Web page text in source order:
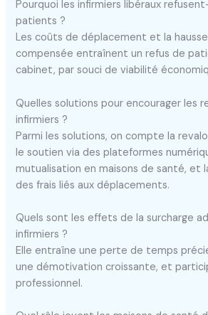
Pourquoi les infirmiers libéraux
patients ?
Les coûts de déplacement et la
compensée entraînent un refus de
cabinet, par souci de viabilité
Quelles solutions pour encourager les
infirmiers ?
Parmi les solutions, on compte la
le soutien via des plateformes
mutualisation en maisons de santé, et
des frais liés aux déplacements.
Quels sont les effets de la surcharge
infirmiers ?
Elle entraîne une perte de temps
une démotivation croissante, et
professionnel.